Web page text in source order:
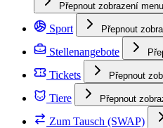
Přepnout zobrazení menu
Sport Přepnout
Stellenangebote
Tickets Přepnout
Tiere Přepnout
Zum Tausch (SWAP)